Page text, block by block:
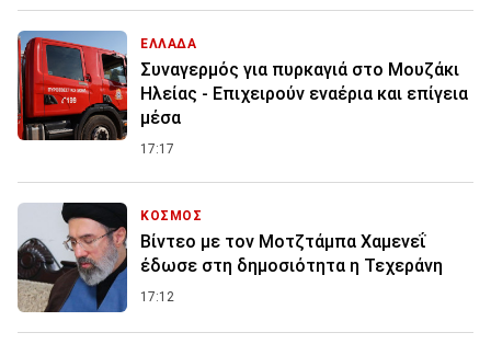
ΕΛΛΑΔΑ
Συναγερμός για πυρκαγιά στο Μουζάκι
Ηλείας - Επιχειρούν εναέρια και επίγεια
μέσα
17:17
ΚΟΣΜΟΣ
Βίντεο με τον Μοτζτάμπα Χαμενεΐ
έδωσε στη δημοσιότητα η Τεχεράνη
17:12